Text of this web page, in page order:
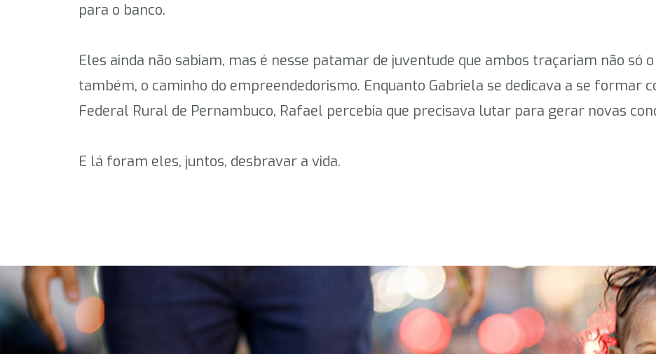
para o banco.
Eles ainda não sabiam, mas é nesse patamar de juventude que ambos traçariam não só
também, o caminho do empreendedorismo. Enquanto Gabriela se dedicava a se formar
Federal Rural de Pernambuco, Rafael percebia que precisava lutar para gerar novas
E lá foram eles, juntos, desbravar a vida.